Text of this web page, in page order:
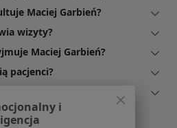
Maciej Garbień?
wizyty?
Maciej Garbień?
pacjenci?
Maciej Garbień?
i